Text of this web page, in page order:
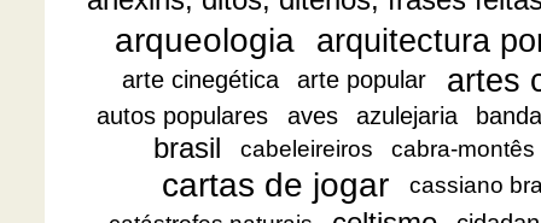
arqueologia arquitectura
arte cinegética arte popular artes
autos populares aves azulejaria
brasil cabeleireiros cabra-montês
cartas de jogar
cassiano